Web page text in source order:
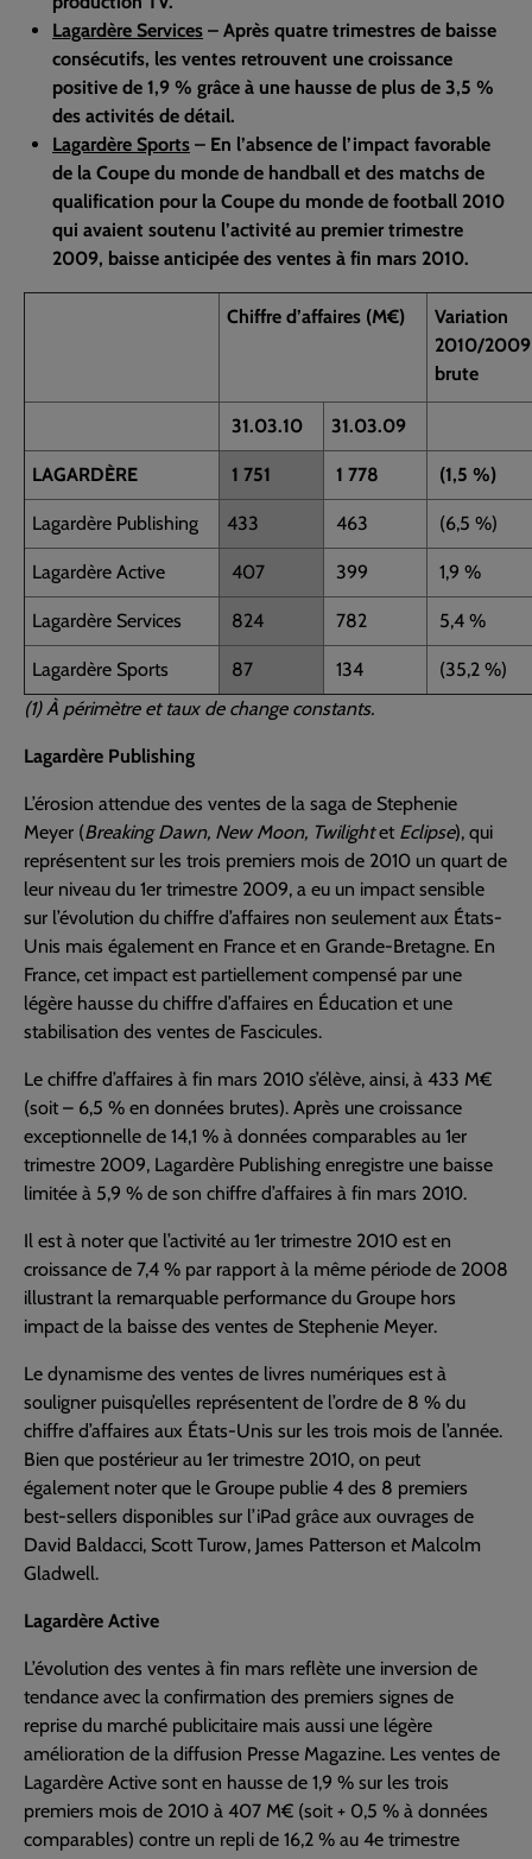
Lagardère Services – Après quatre trimestres de baisse
consécutifs, les ventes retrouvent une croissance
positive de 1,9 % grâce à une hausse de plus de 3,5 %
des activités de détail.
Lagardère Sports – En l’absence de l’impact favorable
de la Coupe du monde de handball et des matchs de
qualification pour la Coupe du monde de football 2010
qui avaient soutenu l’activité au premier trimestre
2009, baisse anticipée des ventes à fin mars 2010.
Chiffre d’affaires (M€)
Variation
2010/2009
brute
31.03.10 31.03.09
LAGARDÈRE 1 751 1 778 (1,5 %)
Lagardère Publishing 433 463 (6,5 %)
Lagardère Active 407 399 1,9 %
Lagardère Services 824 782 5,4 %
Lagardère Sports 87 134
(35,2 %)
(1) À périmètre et taux de change constants.
Lagardère Publishing
L’érosion attendue des ventes de la saga de Stephenie
Meyer (Breaking Dawn, New Moon, Twilightet Eclipse), qui
représentent sur les trois premiers mois de 2010 un quart de
leur niveau du 1er trimestre 2009, a eu un impact sensible
sur l’évolution du chiffre d’affaires non seulement aux États-
Unis mais également en France et en Grande-Bretagne. En
France, cet impact est partiellement compensé par une
légère hausse du chiffre d’affaires en Éducation et une
stabilisation des ventes de Fascicules.
Le chiffre d’affaires à fin mars 2010 s’élève, ainsi, à 433 M€
(soit – 6,5 % en données brutes). Après une croissance
exceptionnelle de 14,1 % à données comparables au 1er
trimestre 2009, Lagardère Publishing enregistre une baisse
limitée à 5,9 % de son chiffre d’affaires à fin mars 2010.
Il est à noter que l’activité au 1er trimestre 2010 est en
croissance de 7,4 % par rapport à la même période de 2008
illustrant la remarquable performance du Groupe hors
impact de la baisse des ventes de Stephenie Meyer.
Le dynamisme des ventes de livres numériques est à
souligner puisqu’elles représentent de l’ordre de 8 % du
chiffre d’affaires aux États-Unis sur les trois mois de l’année.
Bien que postérieur au 1er trimestre 2010, on peut
également noter que le Groupe publie 4 des 8 premiers
best-sellers disponibles sur l’iPad grâce aux ouvrages de
David Baldacci, Scott Turow, James Patterson et Malcolm
Gladwell.
Lagardère Active
L’évolution des ventes à fin mars reflète une inversion de
tendance avec la confirmation des premiers signes de
reprise du marché publicitaire mais aussi une légère
amélioration de la diffusion Presse Magazine. Les ventes de
Lagardère Active sont en hausse de 1,9 % sur les trois
premiers mois de 2010 à 407 M€ (soit + 0,5 % à données
comparables) contre un repli de 16,2 % au 4e trimestre